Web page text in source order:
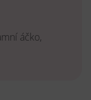
áčko,